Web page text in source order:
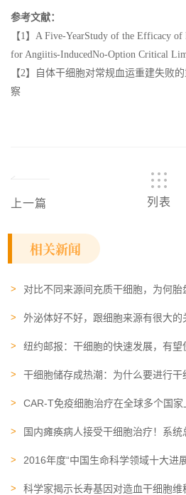
参考文献：
【1】A Five-YearStudy of the Efficacy
for Angiitis-InducedNo-Option Critical
【2】自体干细胞对常规血运重建失败
察
上一篇 列表
相关新闻
对比不同来源间充质干细胞，为何胎
外泌体好不好，跟细胞来源有很大的
纽约邮报：干细胞的快速发展，有望
干细胞储存成热潮：为什么要进行干
CAR-T免疫细胞治疗在全球多个国家
国内瘫痪病人接受干细胞治疗！系统
2016年度“中国生命科学领域十大进
科学家揭示长寿基因对造血干细胞维